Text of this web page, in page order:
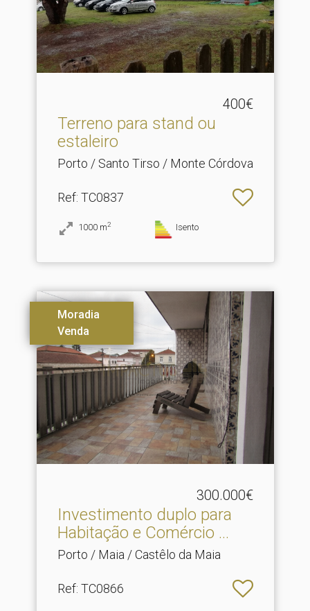
400€
Terreno para stand ou
estaleiro
Porto / Santo Tirso / Monte Córdova
Ref: TC0837
1000 m2 Isento
Moradia
Venda
300.000€
Investimento duplo para
Habitação e Comércio .​..
Porto / Maia / Castêlo da Maia
Ref: TC0866